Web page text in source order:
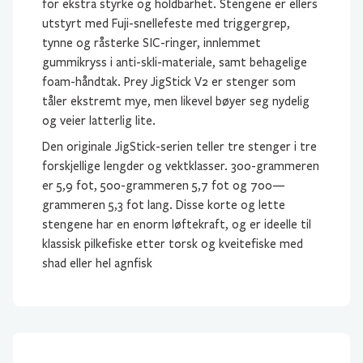
for ekstra styrke og holdbarhet. Stengene er ellers
utstyrt med Fuji-snellefeste med triggergrep,
tynne og råsterke SIC-ringer, innlemmet
gummikryss i anti-skli-materiale, samt behagelige
foam-håndtak. Prey JigStick V2 er stenger som
tåler ekstremt mye, men likevel bøyer seg nydelig
og veier latterlig lite.
Den originale JigStick-serien teller tre stenger i tre
forskjellige lengder og vektklasser. 300-grammeren
er 5,9 fot, 500-grammeren 5,7 fot og 700—
grammeren 5,3 fot lang. Disse korte og lette
stengene har en enorm løftekraft, og er ideelle til
klassisk pilkefiske etter torsk og kveitefiske med
shad eller hel agnfisk